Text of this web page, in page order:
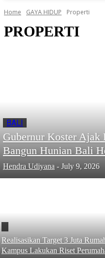
Home GAYA HIDUP Properti
PROPERTI
BALI
Gubernur Koster Ajak
Bangun Hunian Bali
Hendra Udiyana - July 9, 2026
Realisasikan Target 3 Juta
Kampus Lakukan Riset